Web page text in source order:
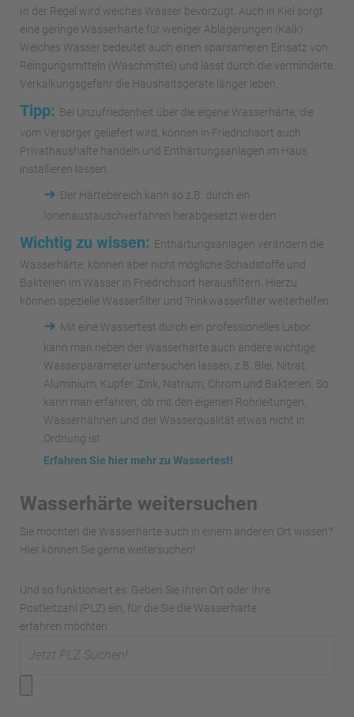
In der Regel wird weiches Wasser bevorzugt. Auch in Kiel sorgt
eine geringe Wasserhärte für weniger Ablagerungen (Kalk).
Weiches Wasser bedeutet auch einen sparsameren Einsatz von
Reingungsmitteln (Waschmittel) und lässt durch die verminderte
Verkalkungsgefahr die Haushaltsgeräte länger leben.
Tipp: Bei Unzufriedenheit über die eigene Wasserhärte, die
vom Versorger geliefert wird, können in Friedrichsort auch
Privathaushalte handeln und Enthärtungsanlagen im Haus
installieren lassen.
➜ Der Härtebereich kann so z.B. durch ein
Ionenaustauschverfahren herabgesetzt werden.
Wichtig zu wissen: Enthärtungsanlagen verändern die
Wasserhärte, können aber nicht mögliche Schadstoffe und
Bakterien im Wasser in Friedrichsort herausfiltern. Hierzu
können spezielle Wasserfilter und Trinkwasserfilter weiterhelfen.
➜ Mit eine Wassertest durch ein professionelles Labor
kann man neben der Wasserhärte auch andere wichtige
Wasserparameter untersuchen lassen, z.B. Blei, Nitrat,
Aluminium, Kupfer, Zink, Natrium, Chrom und Bakterien. So
kann man erfahren, ob mit den eigenen Rohrleitungen,
Wasserhähnen und der Wasserqualität etwas nicht in
Ordnung ist.
Erfahren Sie hier mehr zu Wassertest!
Wasserhärte weitersuchen
Sie möchten die Wasserhärte auch in einem anderen Ort wissen?
Hier können Sie gerne weitersuchen!
Und so funktioniert es: Geben Sie Ihren Ort oder Ihre
Postleitzahl (PLZ) ein, für die Sie die Wasserhärte
erfahren möchten: